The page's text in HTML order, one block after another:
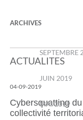
ACTUALITES
04-09-2019
Cybersquatting
collectivité
ARCHIVES
SEPTEMBRE
JUIN 2019
MAI 2019